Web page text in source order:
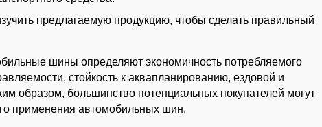
предлагаемую продукцию, чтобы сделать правильный
шины определяют экономичность потребляемого
стойкость к аквапланированию, ездовой и
образом, большинство потенциальных покупателей могут
применения автомобильных шин.